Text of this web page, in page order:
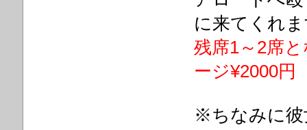
に来てくれ
残席1～2席
ージ¥2000円
※ちなみに彼